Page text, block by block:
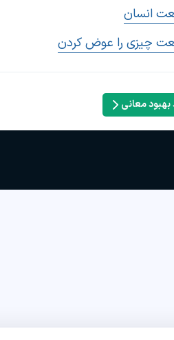
انسان
چیزی را عوض کردن
بهبود معانی